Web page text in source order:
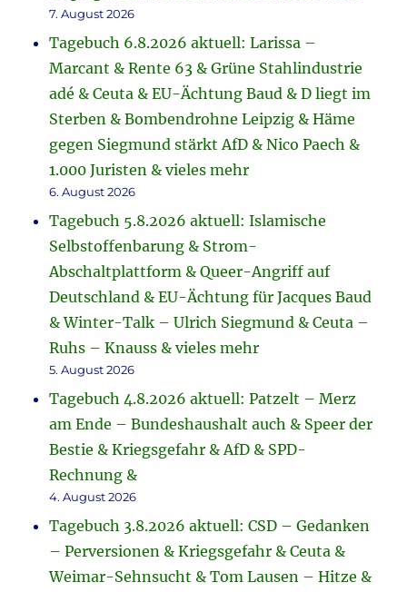
7. August 2026
Tagebuch 6.8.2026 aktuell: Larissa –
Marcant & Rente 63 & Grüne Stahlindustrie
adé & Ceuta & EU-Ächtung Baud & D liegt im
Sterben & Bombendrohne Leipzig & Häme
gegen Siegmund stärkt AfD & Nico Paech &
1.000 Juristen & vieles mehr
6. August 2026
Tagebuch 5.8.2026 aktuell: Islamische
Selbstoffenbarung & Strom-
Abschaltplattform & Queer-Angriff auf
Deutschland & EU-Ächtung für Jacques Baud
& Winter-Talk – Ulrich Siegmund & Ceuta –
Ruhs – Knauss & vieles mehr
5. August 2026
Tagebuch 4.8.2026 aktuell: Patzelt – Merz
am Ende – Bundeshaushalt auch & Speer der
Bestie & Kriegsgefahr & AfD & SPD-
Rechnung &
4. August 2026
Tagebuch 3.8.2026 aktuell: CSD – Gedanken
– Perversionen & Kriegsgefahr & Ceuta &
Weimar-Sehnsucht & Tom Lausen – Hitze &